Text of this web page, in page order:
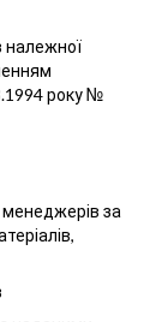
належної
року №
за